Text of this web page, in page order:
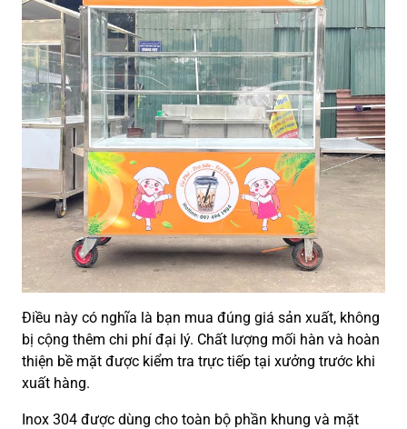
Điều này có nghĩa là bạn mua đúng giá sản xuất, không
bị cộng thêm chi phí đại lý. Chất lượng mối hàn và hoàn
thiện bề mặt được kiểm tra trực tiếp tại xưởng trước khi
xuất hàng.
Inox 304 được dùng cho toàn bộ phần khung và mặt